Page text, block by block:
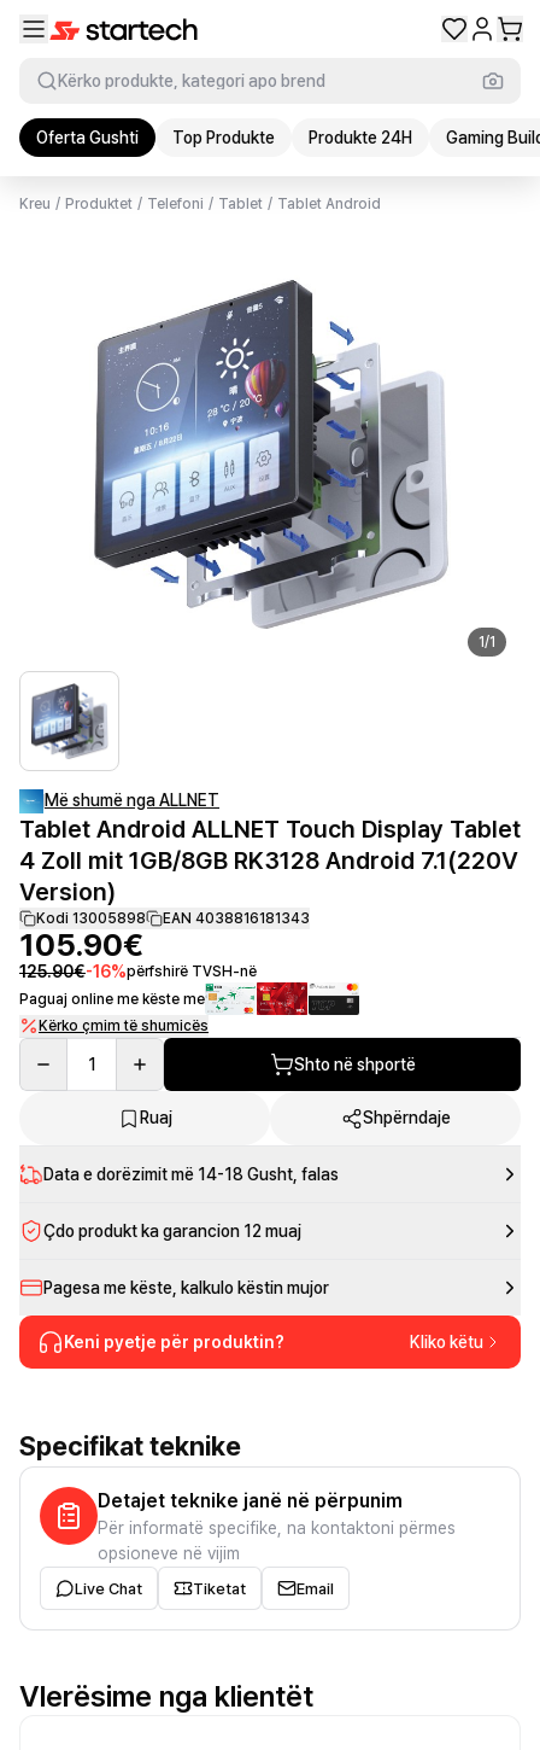
Kërko produkte, kategori apo brend
Oferta Gushti Top Produkte Produkte 24H Gaming
Kreu / Produktet / Telefoni / Tablet / Tablet Android
1/1
Më shumë nga ALLNET
Tablet Android ALLNET Touch Display Tablet
4 Zoll mit 1GB/8GB RK3128 Android 7.1(220V
Version)
Kodi 13005898 EAN 4038816181343
105.90€
125.90€-16%përfshirë TVSH-në
Paguaj online me këste me
Kërko çmim të shumicës
1 Shto në shportë
Ruaj Shpërndaje
Data e dorëzimit më 14-18 Gusht , falas
Çdo produkt ka garancion 12 muaj
Pagesa me këste, kalkulo këstin mujor
Keni pyetje për produktin? Kliko këtu
Specifikat teknike
Detajet teknike janë në përpunim
Për informatë specifike, na kontaktoni përmes
opsioneve në vijim
Live Chat Tiketat Email
Vlerësime nga klientët